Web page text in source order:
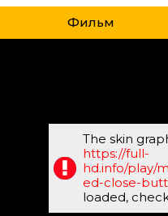
Фильм
The skin
https://full-
hd.info/play/
ed-close-
loaded,